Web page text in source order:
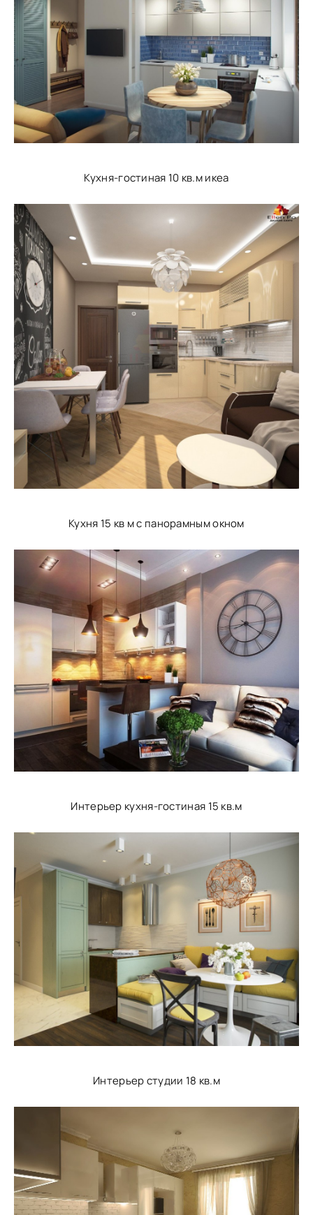
Кухня-гостиная 10 кв.м икеа
Кухня 15 кв м с панорамным окном
Интерьер кухня-гостиная 15 кв.м
Интерьер студии 18 кв.м